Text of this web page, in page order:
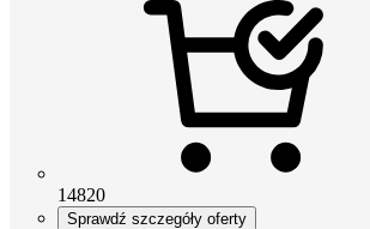
14820
Sprawdź szczegóły oferty